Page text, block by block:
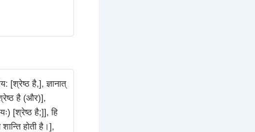
[श्रेष्ठ है,], ज्ञानात्
है (और)],
[श्रेष्ठ है;]], हि
होती है।],